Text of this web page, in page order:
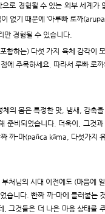
로 경험될 수 있는 외부 세계가
없기 때문에 ‘아루빠 로까
만 경험될 수 있습니다.
함하는) 다섯 가지 육체 감각이
에 주목하세요. 따라서 루빠 로
의 몸은 특정한 맛, 냄새, 감촉을
비되었습니다. 더욱이, 그것
까-마(pañca kāma, 다섯가지
처님의 시대 이전에도 (마음에
습니다. 빤짜 까-마에 들러붙는
그것들은 더 나은 마음 상태를